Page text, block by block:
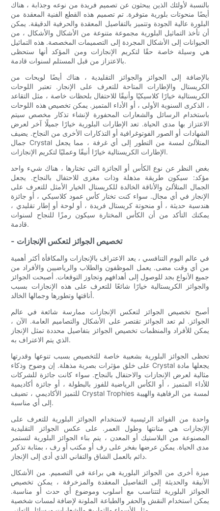
بالنسبة لأولئك الذين يبحثون عن تصميم فريدة من نوعه وجذابة ، هناك
أيضًا منحوتات بلورية متوفرة. تم تصميم هذه القطع الفنية المعقدة من
البلورة عالية الجودة وتتميز بالتفاصيل المعقدة والحرفية الدقيقة. يمكن
أن تأخذ التماثيل البلورية مجموعة متنوعة من الأشكال والأشكال ، من
الحيوانات إلى الأشكال المجردة إلى التصميمات المخصصة. هذه التماثيل
هي وسيلة خاصة حقًا لتكريم الإنجازات ومن المؤكد أنها ستحظى
بالاعتزاز من قبل المستلم لسنوات قادمة.
بالإضافة إلى الجوائز والجوائز التقليدية ، هناك أيضًا لويحات من
الكريستال والإطارات المتاحة للتعرف على الإنجاز. تعتبر اللوحات
الكريستالية خيارًا كلاسيكيًا وأنيقًا للاحتفال بلحظات خاصة ، مثل التقاعد
، الذكرى السنوية الأولى ، أو الأداء المتميز. يمكن تخصيص هذه اللوحات
باستخدام الرسائل والشعارات المحفورة لإنشاء تذكار مخصص سيتم
الاعتزاز بها مدى الحياة. تعد الإطارات البلورية خيارًا جميلًا آخر لعرض
الشهادات أو الصور الفوتوغرافية أو التذكارات الأخرى من النجاح. يضيف
جمال Crystal المتلألئ لمسة من التطور إلى أي غرفة ، مما يجعل
الإطارات الكريستالية خيارًا أنيقًا وعمليًا لتكريم الإنجازات.
بغض النظر عن نوع الكأس أو الجائزة التي تختارها ، هناك شيء واحد
مؤكد: سيكون طريقة مذهلة وذات مغزى للاحتفال بالنجاح. يجعل
الجمال المتلألئ والأناقة الخالدة للكريستال الخيار الأمثل للتعرف على
الإنجاز في أي مجال. سواء كنت تختار كأس عمود كلاسيكي ، أو جائزة
هندسية حديثة ، أو منحوتة كريستال فريدة ، أو لوحة أو إطار تقليدي ،
يمكنك التأكد من أن الكأس المختارة سيكون رمزًا للنجاح لسنوات
قادمة.
- تخصيص الجوائز لتعكس الإنجازات
في عالم اليوم التنافسي ، يعد الاعتراف بالإنجازات والمكافأة أكثر أهمية
من أي وقت مضى. يعمل الموظفون والطلاب والرياضيين والأفراد من
جميع الأنواع بجد للوصول إلى أهدافهم وتجاوز التوقعات. أصبحت الجوائز
والجوائز الكريستالية خيارًا شائعًا للتعرف على هذه الإنجازات بسبب
أناقتها وتطورها وجمالها الخالد.
أصبح تخصيص الجوائز لتعكس الإنجازات ممارسة شائعة في عالم
الجوائز. لم تعد الجوائز تقتصر على الأشكال والتصاميم العامة. الآن ،
يمكن للأفراد والمنظمات تخصيص الجوائز بتفاصيل محددة تمثل الإنجاز
الذي يتم الاعتراف به.
تحظى الجوائز البلورية بشعبية خاصة للتخصيص بسبب تنوعها وقدرتها
على خلق مؤثرات بصرية مذهلة. إن وضوح وذكاء Crystal يجعلها مادة
مثالية لعرض الإنجازات والاحتفال بالنجاح. سواء كانت جائزة للشركات
للأداء المتميز ، أو الكأس الرياضية للفوز بالبطولة ، أو جائزة أكاديمية
للتميز الأكاديمي ، تضيف Crystal Trophies لمسة من الرفاهية والهيبة
إلى أي مناسبة.
واحدة من الفوائد الرئيسية لاستخدام الجوائز البلورية للتعرف على
الإنجازات هي متانتها وطول العمر. على عكس الجوائز التقليدية
المصنوعة من البلاستيك أو المعدن ، يتم بناء الجوائز البلورية لتستمر
مدى الحياة. يمكن عرضها بفخر على رف أو مكتب أو رف ، بمثابة تذكير
دائم بالعمل الشاق والتفاني الذي أدى إلى الإنجاز.
ميزة أخرى من الجوائز البلورية هي براعة في التصميم. من الأشكال
الأنيقة والحديثة إلى التفاصيل المعقدة والمزخرفة ، يمكن تخصيص
الجوائز البلورية لتتناسب مع أسلوب وموضوع أي حدث أو مناسبة.
يمكن استخدام النقش والحفر والطباعة الملونة لإضافة لمسات شخصية